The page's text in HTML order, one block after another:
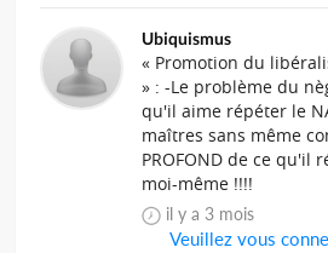
Ubiquismus
« Promotion du
» : -Le problème du
qu'il aime répéter le
maîtres sans même
PROFOND de ce qu'il
moi-même !!!!
il y a 3 mois
Veuillez vous